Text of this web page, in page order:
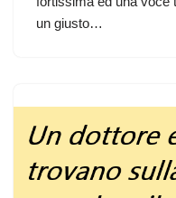
un giusto…